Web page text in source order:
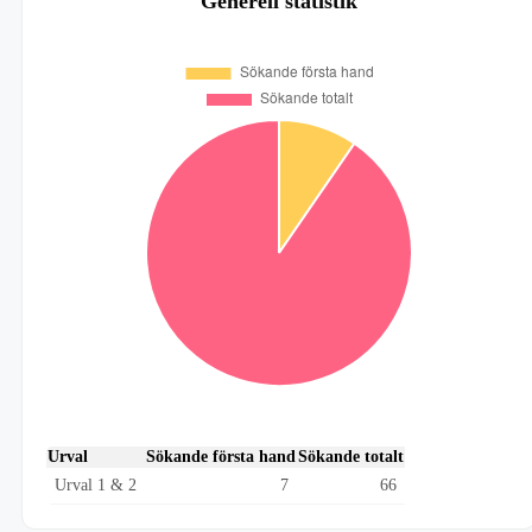
Urval Sökande första hand Sökande totalt
Urval 1 & 2
7 66